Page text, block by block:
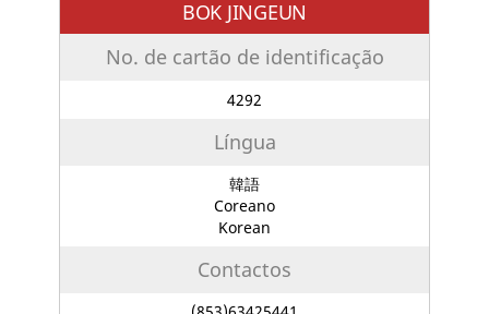
BOK JINGEUN
No. de cartão de identificação
4292
Língua
韓語
Coreano
Korean
Contactos